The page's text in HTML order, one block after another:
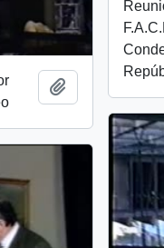
Add to clipboard